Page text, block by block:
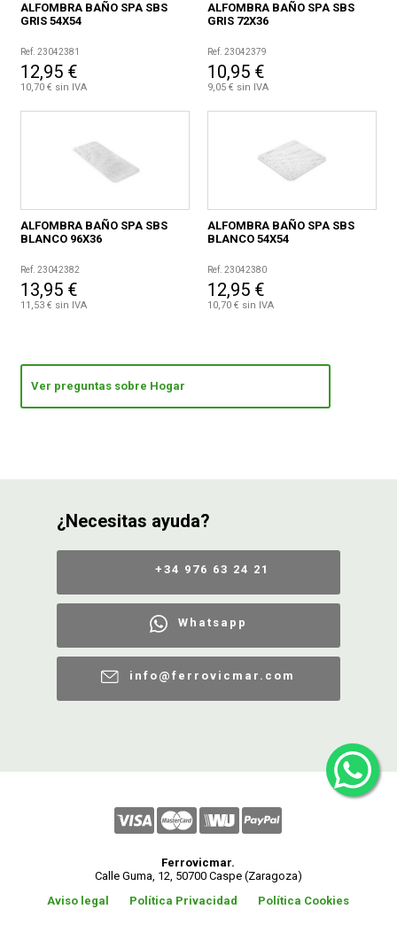
ALFOMBRA BAÑO SPA SBS
GRIS 54X54
Ref. 23042381
12,95 €
10,70 € sin IVA
ALFOMBRA BAÑO SPA SBS
GRIS 72X36
Ref. 23042379
10,95 €
9,05 € sin IVA
ALFOMBRA BAÑO SPA SBS
BLANCO 96X36
Ref. 23042382
13,95 €
11,53 € sin IVA
ALFOMBRA BAÑO SPA SBS
BLANCO 54X54
Ref. 23042380
12,95 €
10,70 € sin IVA
Ver preguntas sobre Hogar
¿Necesitas ayuda?
+34 976 63 24 21
Whatsapp
info@ferrovicmar.com
Ferrovicmar.
Calle Guma, 12, 50700 Caspe (Zaragoza)
Aviso legal
Política Privacidad Política Cookies